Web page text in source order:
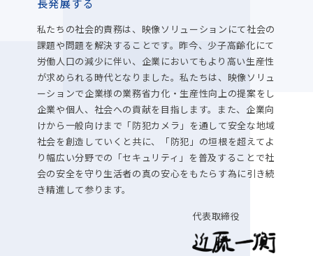
長発展する
私たちの社会的責務は、映像ソリューションにて社会の
課題や問題を解決することです。昨今、少子高齢化にて
労働人口の減少に伴い、企業においてもより高い生産性
が求められる時代となりました。私たちは、映像ソリュ
ーションで企業様の業務省力化・生産性向上の提案をし
企業や個人、社会への貢献を目指します。また、企業向
けから一般向けまで「防犯カメラ」を通して安全な地域
社会を創造していくと共に、「防犯」の垣根を超えてよ
り幅広い分野での「セキュリティ」を普及することで社
会の安全を守り生活者の真の安心をもたらす為に引き続
き精進して参ります。
代表取締役